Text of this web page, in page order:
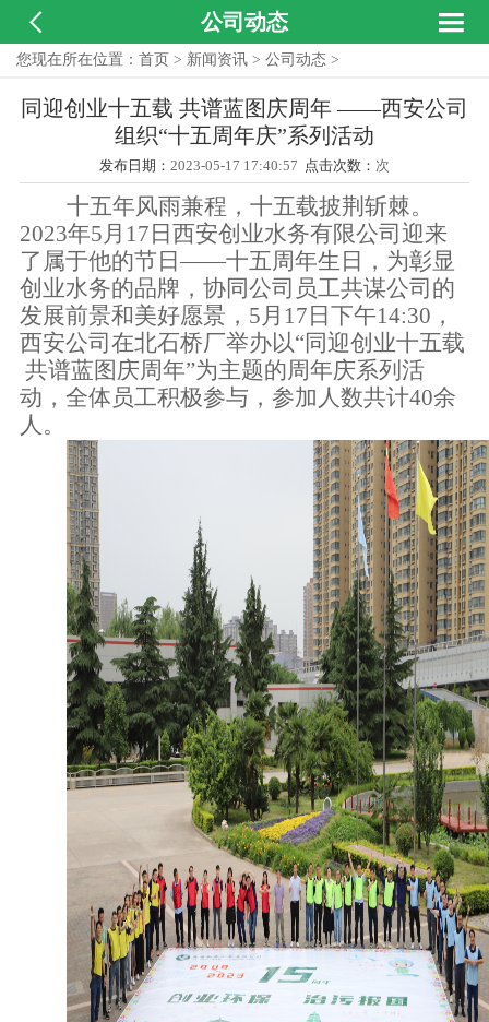
 公司动态 
您现在所在位置： 首页 > 新闻资讯 > 公司动态 >
同迎创业十五载 共谱蓝图庆周年 ——西安公司
组织“十五周年庆”系列活动
发布日期： 2023-05-17 17:40:57 点击次数： 次
十五年风雨兼程 ，十五载披荆斩棘。
2023年5月17日西安创业水务有限公司迎来
了 属于他的节日 ——十五周年生日 ，为彰显
创业水务的品牌， 协同公司员工共谋公司的
发展前景和美好愿景， 5月 17日 下午14:30，
西安公司在北石桥厂举办以“同迎创业十五载
共谱蓝图庆周年”为主题的周年庆系列活
动，全体员工积极参与， 参加人数共计40余
人。